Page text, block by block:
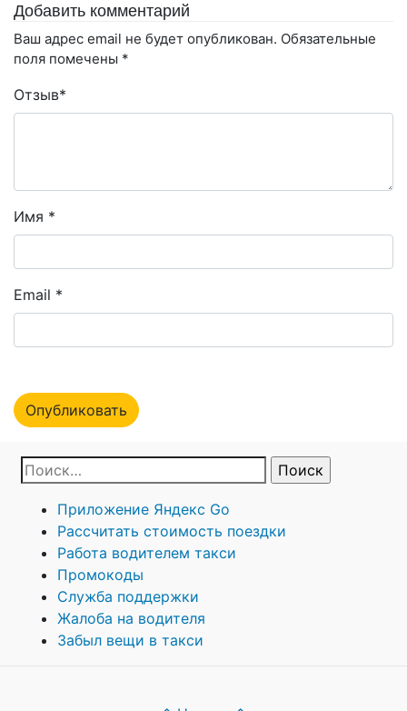
Добавить комментарий
Ваш адрес email не будет опубликован. Обязательные
поля помечены *
Отзыв*
Имя *
Email *
Приложение Яндекс Go
Рассчитать стоимость поездки
Работа водителем такси
Промокоды
Служба поддержки
Жалоба на водителя
Забыл вещи в такси